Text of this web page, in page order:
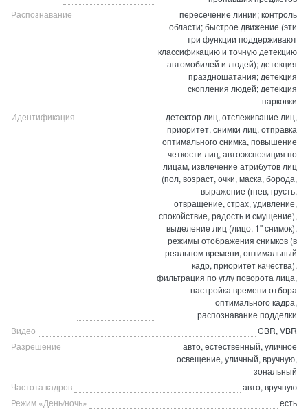
Распознавание
пересечение линии; контроль
области; быстрое движение (эти
три функции поддерживают
классификацию и точную детекцию
автомобилей и людей); детекция
праздношатания; детекция
скопления людей; детекция
парковки
Идентификация
детектор лиц, отслеживание лиц,
приоритет, снимки лиц, отправка
оптимального снимка, повышение
четкости лиц, автоэкспозиция по
лицам, извлечение атрибутов лиц
(пол, возраст, очки, маска, борода,
выражение (гнев, грусть,
отвращение, страх, удивление,
спокойствие, радость и смущение),
выделение лиц (лицо, 1'' снимок),
режимы отображения снимков (в
реальном времени, оптимальный
кадр, приоритет качества),
фильтрация по углу поворота лица,
настройка времени отбора
оптимального кадра,
распознавание подделки
Видео
CBR, VBR
Разрешение
авто, естественный, уличное
освещение, уличный, вручную,
зональный
Частота кадров
авто, вручную
Режим «День/ночь»
есть